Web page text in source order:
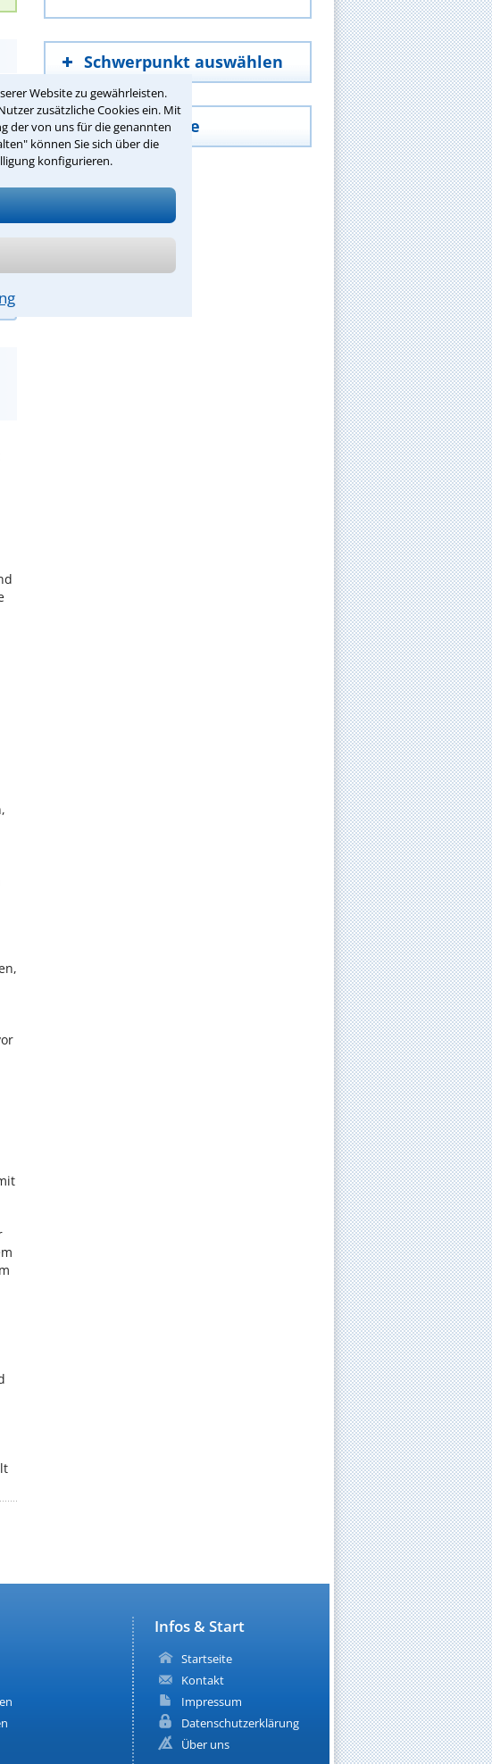
Website zu gewährleisten.
zusätzliche Cookies ein. Mit
der von uns für die genannten
können Sie sich über die
konfigurieren.
Schwerpunkt auswählen
Umkreissuche
Infos & Start
Startseite
Kontakt
Impressum
Datenschutzerklärung
Über uns